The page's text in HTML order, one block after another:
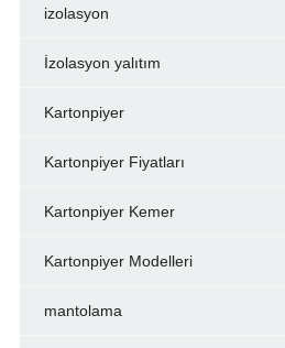
izolasyon
İzolasyon yalıtım
Kartonpiyer
Kartonpiyer Fiyatları
Kartonpiyer Kemer
Kartonpiyer Modelleri
mantolama